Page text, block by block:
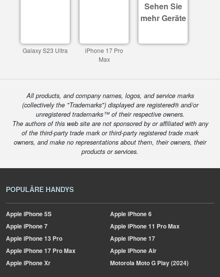
Galaxy S23 Ultra
iPhone 17 Pro
Max
Sehen Sie
mehr Geräte
All products, and company names, logos, and service marks
(collectively the "Trademarks") displayed are registered® and/or
unregistered trademarks™ of their respective owners.
The authors of this web site are not sponsored by or affiliated with any
of the third-party trade mark or third-party registered trade mark
owners, and make no representations about them, their owners, their
products or services.
POPULÄRE HANDYS
AppleiPhone 5S AppleiPhone 6
AppleiPhone 7 AppleiPhone 11 Pro Max
AppleiPhone 13 Pro AppleiPhone 17
AppleiPhone 17 Pro Max AppleiPhone Air
AppleiPhone Xr MotorolaMoto G Play (2024)